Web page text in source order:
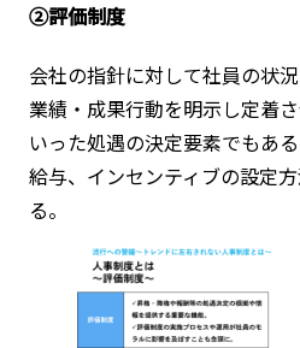
②評価制度
会社の指針に対して社員の状
業績・成果行動を明示し定着
いった処遇の決定要素でもあ
給与、インセンティブの設定
る。